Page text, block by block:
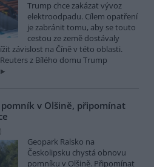
Trump chce zakázat vývoz
elektroodpadu. Cílem opatření
je zabránit tomu, aby se touto
cestou ze země dostávaly
závislost na Číně v této oblasti.
z Bílého domu Trump
v Olšině, připomínat
)
Geopark Ralsko na
Českolipsku chystá obnovu
pomníku v Olšině. Připomínat